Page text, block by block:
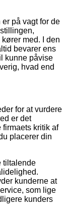
på vagt for de
med. I den
bevarer ens
kunne påvise
hvad end
for at vurdere
er det
kritik af
placerer din
tiltalende
kunderne at
som lige
kunders